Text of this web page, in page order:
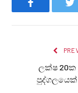
Facebook
ලක්ෂ 20ක
පුද්ගලයෙක්